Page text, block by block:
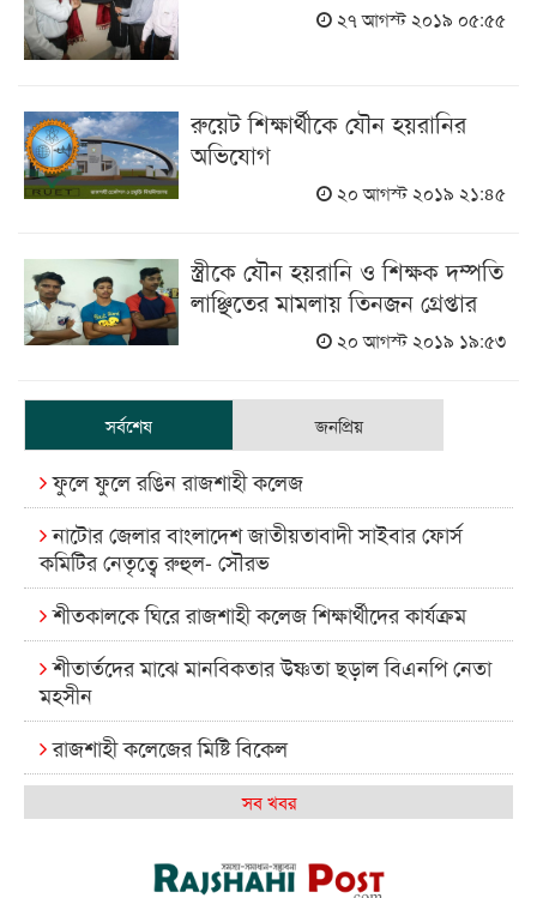
২৭ আগস্ট ২০১৯ ০৫:৫৫
রুয়েট শিক্ষার্থীকে যৌন হয়রানির
অভিযোগ
২০ আগস্ট ২০১৯ ২১:৪৫
স্ত্রীকে যৌন হয়রানি ও শিক্ষক দম্পতি
লাঞ্ছিতের মামলায় তিনজন গ্রেপ্তার
২০ আগস্ট ২০১৯ ১৯:৫৩
সর্বশেষ জনপ্রিয়
ফুলে ফুলে রঙিন রাজশাহী কলেজ
নাটোর জেলার বাংলাদেশ জাতীয়তাবাদী সাইবার ফোর্স
কমিটির নেতৃত্বে রুহুল- সৌরভ
শীতকালকে ঘিরে রাজশাহী কলেজ শিক্ষার্থীদের কার্যক্রম
শীতার্তদের মাঝে মানবিকতার উষ্ণতা ছড়াল বিএনপি নেতা
মহসীন
রাজশাহী কলেজের মিষ্টি বিকেল
কেমন আছে আমাদের দেশের মধ্যবিত্তরা
সব খবর